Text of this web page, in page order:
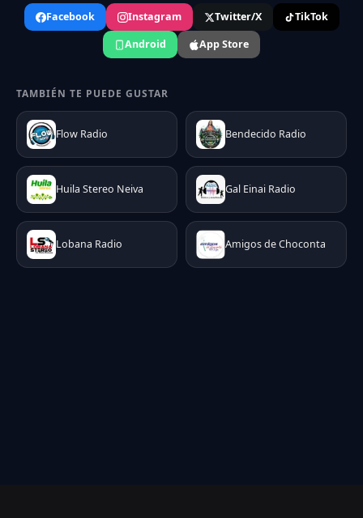
Facebook Instagram Twitter/X
TikTok
Android
App Store
TAMBIÉN TE PUEDE GUSTAR
Flow Radio Bendecido Radio
Huila Stereo Neiva Gal Einai Radio
Lobana Radio Amigos de Choconta